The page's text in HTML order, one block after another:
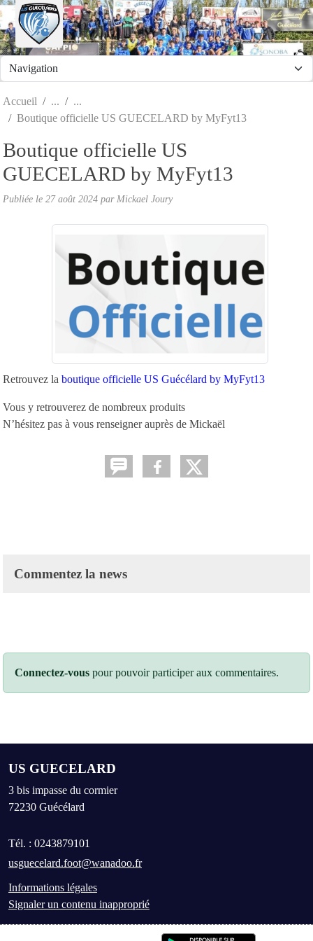
Accueil
Boutique officielle US GUECELARD by MyFyt13
Boutique officielle US
GUECELARD by MyFyt13
Publiée le 27 août 2024 par Mickael Joury
Retrouvez la boutique officielle US Guécélard by MyFyt13
Vous y retrouverez de nombreux produits
N’hésitez pas à vous renseigner auprès de Mickaël
Commentez la news
Connectez-vous pour pouvoir participer aux commentaires.
US GUECELARD
3 bis impasse du cormier
72230 Guécélard
Tél. : 0243879101
usguecelard.foot@wanadoo.fr
Informations légales
Signaler un contenu inapproprié
Panneau de gestion des cookies